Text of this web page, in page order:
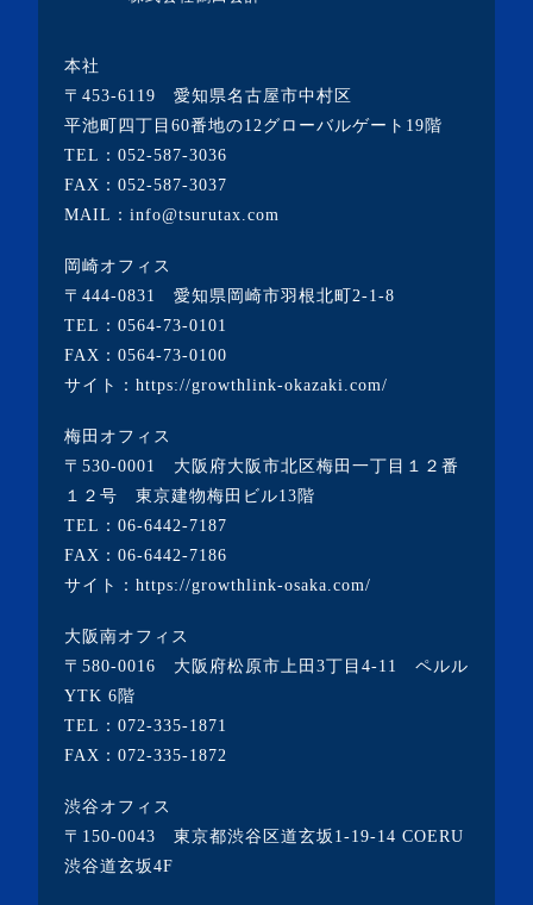
・2023年2月(2記事)
・2023年1月(1記事)
・2022年12月(2記事)
・2022年9月(1記事)
・2022年8月(1記事)
・2022年7月(2記事)
・2022年5月(1記事)
・2022年4月(2記事)
・2022年3月(3記事)
・2021年12月(2記事)
・2021年11月(7記事)
・2021年10月(3記事)
・2021年8月(6記事)
・2021年7月(3記事)
本社
〒453-6119 愛知県名古屋市中村区
平池町四丁目60番地の12グローバルゲート19階
TEL： 052-587-3036
FAX：052-587-3037
MAIL：info@tsurutax.com
岡崎オフィス
〒444-0831 愛知県岡崎市羽根北町2-1-8
TEL： 0564-73-0101
FAX：0564-73-0100
サイト： https://growthlink-okazaki.com/
梅田オフィス
〒530-0001 大阪府大阪市北区梅田一丁目１２番
１２号 東京建物梅田ビル13階
TEL： 06-6442-7187
FAX：06-6442-7186
サイト： https://growthlink-osaka.com/
大阪南オフィス
〒580-0016 大阪府松原市上田3丁目4-11 ペルル
YTK 6階
TEL： 072-335-1871
FAX：072-335-1872
渋谷オフィス
〒150-0043 東京都渋谷区道玄坂1-19-14 COERU
渋谷道玄坂4F